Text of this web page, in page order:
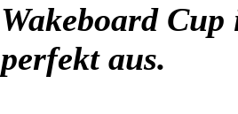
Wakeboard
perfekt aus.